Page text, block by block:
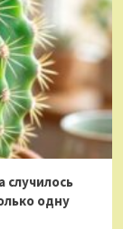
случилось
одну